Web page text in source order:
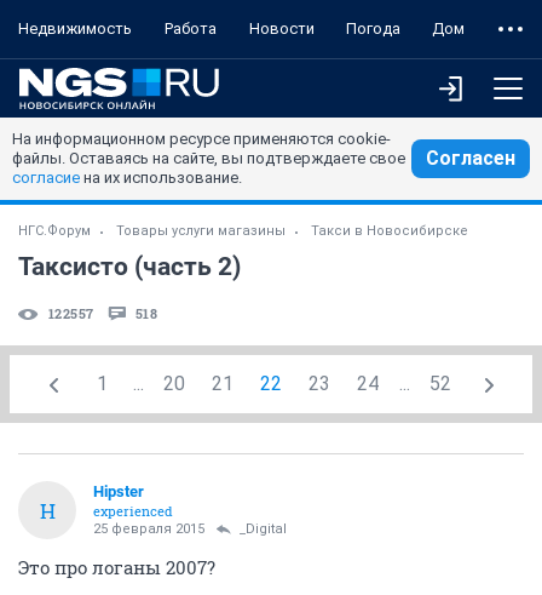
Недвижимость Работа Новости Погода Дом
На информационном ресурсе применяются cookie-
файлы. Оставаясь на сайте, вы подтверждаете свое
согласие на их использование.
Согласен
НГС.Форум Товары услуги магазины Такси в Новосибирске
Таксисто (часть 2)
122557 518
1 ... 20 21 22 23 24 ... 52
H
Hipster
experienced
25 февраля 2015 _Digital
Это про логаны 2007?